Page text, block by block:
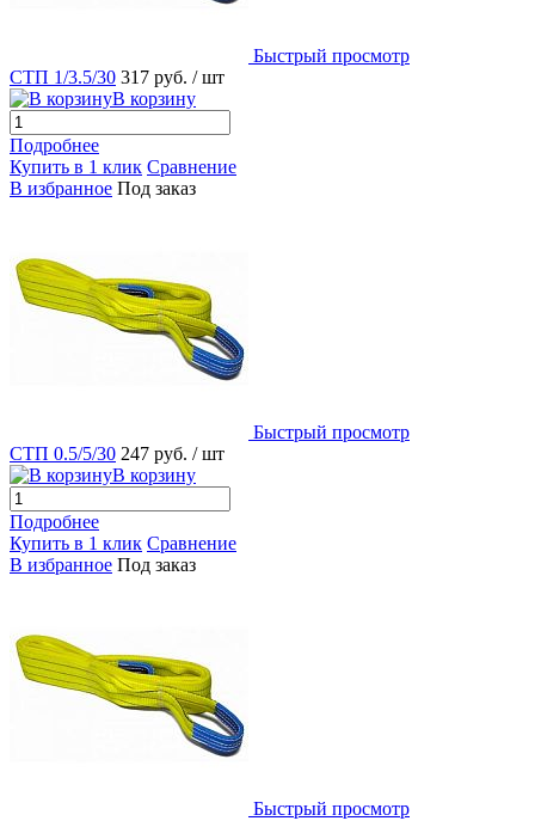
Быстрый просмотр
СТП 1/3.5/30 317 руб. / шт
В корзину
Подробнее
Купить в 1 клик Сравнение
В избранное Под заказ
Быстрый просмотр
СТП 0.5/5/30 247 руб. / шт
В корзину
Подробнее
Купить в 1 клик Сравнение
В избранное Под заказ
Быстрый просмотр